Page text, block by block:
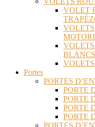
VOLET
BLANCS
Portes
PORTES
PORTE
PORTE
PORTE
PORTE